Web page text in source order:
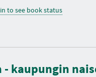
to see book status
- kaupungin